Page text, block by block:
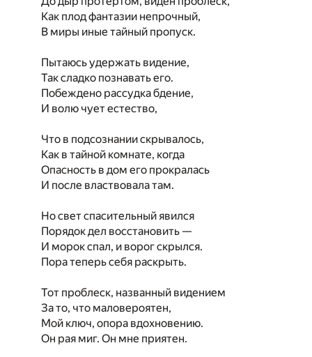
Как плод фантазии непрочный,
В миры иные тайный пропуск.
Пытаюсь удержать видение,
Так сладко познавать его.
Побеждено рассудка бдение,
И волю чует естество,
Что в подсознании скрывалось,
Как в тайной комнате, когда
Опасность в дом его прокралась
И после властвовала там.
Но свет спасительный явился
Порядок дел восстановить —
И морок спал, и ворог скрылся.
Пора теперь себя раскрыть.
Тот проблеск, названный видением
За то, что маловероятен,
Мой ключ, опора вдохновению.
Он рая миг. Он мне приятен.